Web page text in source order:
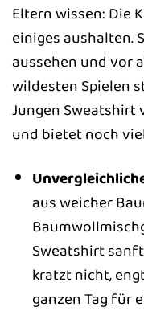
Eltern wissen: Die
einiges aushalten.
aussehen und vor
wildesten Spielen
Jungen Sweatshirt
und bietet noch
aus weicher
Sweatshirt
kratzt nicht,
ganzen Tag für